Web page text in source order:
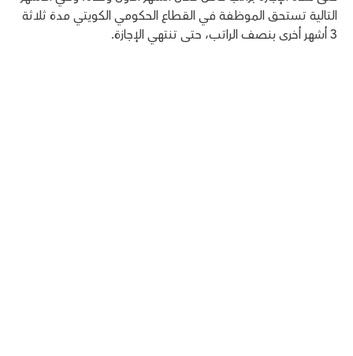
التالية تستحق الموظفة في القطاع الحكومي الكويتي مدة ثلاثة
3 أشهر أخرى بنصف الراتب، حتى تنتهي الإجازة.